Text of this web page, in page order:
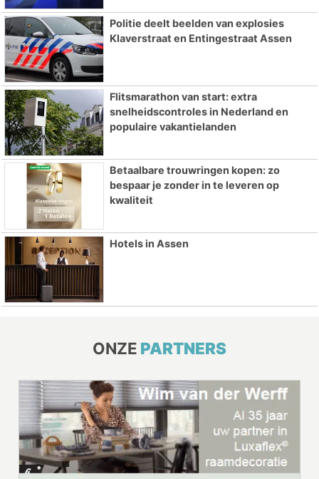
Politie deelt beelden van explosies
Klaverstraat en Entingestraat Assen
Flitsmarathon van start: extra
snelheidscontroles in Nederland en
populaire vakantielanden
Betaalbare trouwringen kopen: zo
bespaar je zonder in te leveren op
kwaliteit
Hotels in Assen
ONZE PARTNERS